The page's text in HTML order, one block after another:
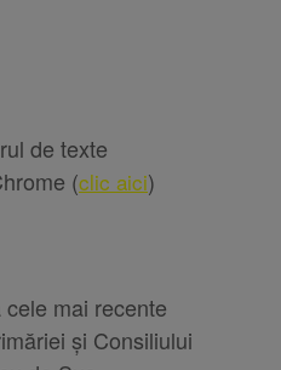
de texte
(clic aici)
mai recente
și Consiliului